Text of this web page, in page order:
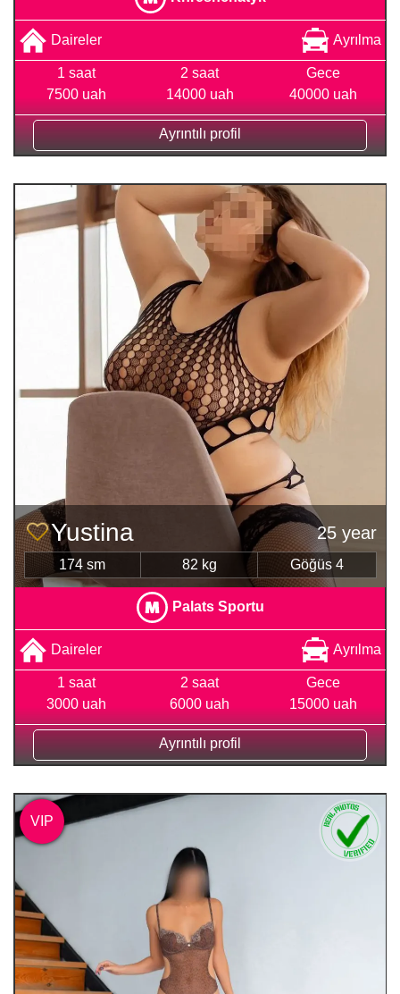
Daireler Ayrılma
1 saat
7500 uah
2 saat
14000 uah
Gece
40000 uah
Ayrıntılı profil
Yustina 25 year
174 sm 82 kg Göğüs 4
Palats Sportu
Daireler Ayrılma
1 saat
3000 uah
2 saat
6000 uah
Gece
15000 uah
Ayrıntılı profil
VIP